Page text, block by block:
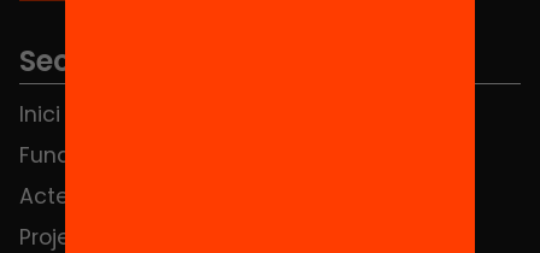
Seccions
Inici
Fundació
Actes
Projectes